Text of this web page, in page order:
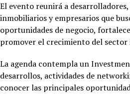
El evento reunirá a
inmobiliarios y empresarios que
oportunidades de negocio,
promover el crecimiento del
La agenda contempla un
desarrollos, actividades de
conocer las principales